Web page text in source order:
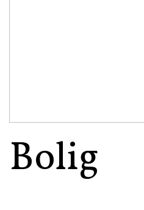
Bolig